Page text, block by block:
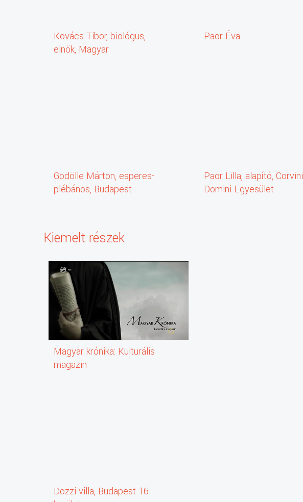
Kovács Tibor, biológus,
elnök, Magyar
Gödölle Márton, esperes-
plébános, Budapest-
Paor Éva
Paor Lilla, alapító, Corvini
Domini Egyesület
Kiemelt részek
Magyar krónika: Kulturális
magazin
Dozzi-villa, Budapest 16.